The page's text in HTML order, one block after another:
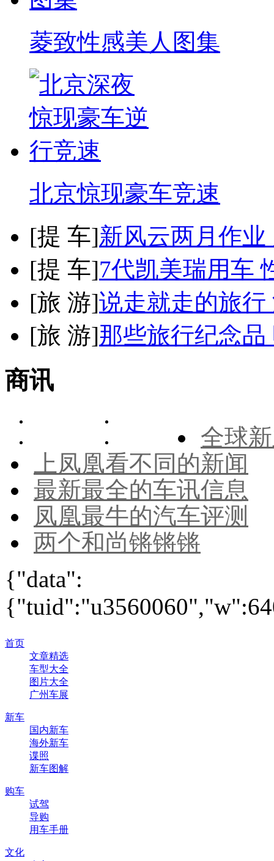
菱致性感美人图集
北京惊现豪车竞速
[提 车]新风云两月作
[提 车]7代凯美瑞用车
[旅 游]说走就走的旅
[旅 游]那些旅行纪念
商讯
全球
上凤凰看不同的新闻
最新最全的车讯信息
凤凰最牛的汽车评测
两个和尚锵锵锵
{"data":
首页
文章精选
车型大全
图片大全
广州车展
新车
国内新车
海外新车
谍照
新车图解
购车
试驾
导购
用车手册
文化